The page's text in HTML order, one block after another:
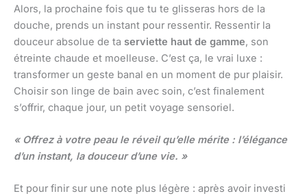
Alors, la prochaine fois que tu te glisseras hors de la
douche, prends un instant pour ressentir. Ressentir la
douceur absolue de ta serviette haut de gamme, son
étreinte chaude et moelleuse. C’est ça, le vrai luxe :
transformer un geste banal en un moment de pur plaisir.
Choisir son linge de bain avec soin, c’est finalement
s’offrir, chaque jour, un petit voyage sensoriel.
« Offrez à votre peau le réveil qu’elle mérite : l’élégance
d’un instant, la douceur d’une vie. »
Et pour finir sur une note plus légère : après avoir investi